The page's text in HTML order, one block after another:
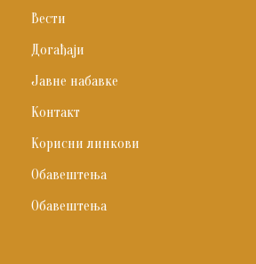
Вести
Догађаји
Јавне набавке
Контакт
Корисни линкови
Обавештења
Обавештења